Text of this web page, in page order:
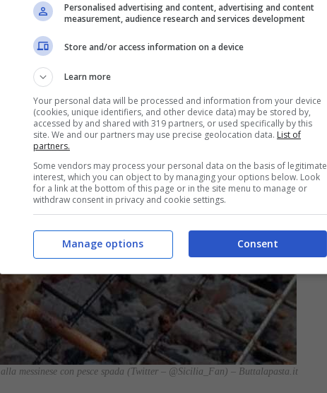
messinese con pesce spada (Twitter – @Sicilia_Fan) – Buttalapasta.it
Personalised advertising and content, advertising and content
measurement, audience research and services development
Store and/or access information on a device
Learn more
Your personal data will be processed and information from your device
(cookies, unique identifiers, and other device data) may be stored by,
accessed by and shared with 319 partners, or used specifically by this
site. We and our partners may use precise geolocation data. List of
partners.
Some vendors may process your personal data on the basis of legitimate
interest, which you can object to by managing your options below. Look
for a link at the bottom of this page or in the site menu to manage or
withdraw consent in privacy and cookie settings.
Consent
Manage options